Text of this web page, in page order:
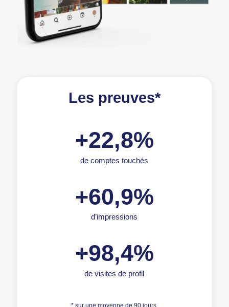
Les preuves*
+22,8%
de comptes touchés
+60,9%
d’impressions
+98,4%
de visites de profil
* sur une moyenne de 90 jours.